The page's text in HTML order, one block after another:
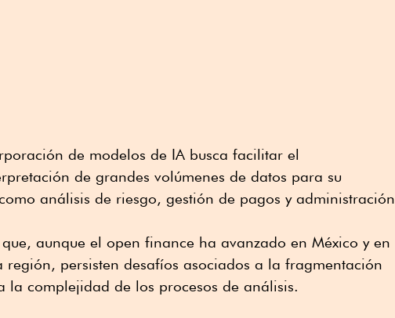
de modelos de IA busca facilitar el
de grandes volúmenes de datos para su
análisis de riesgo, gestión de pagos y administración
aunque el open finance ha avanzado en México y en
región, persisten desafíos asociados a la fragmentación
la complejidad de los procesos de análisis.